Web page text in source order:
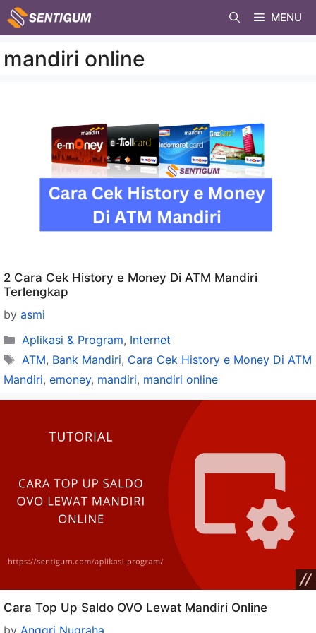
Skip
to
MENU
mandiri online
2 Cara Cek History e Money Di ATM Mandiri
Terlengkap
by asmi
Categories
Aplikasi & Program, Internet
Tags
ATM, Bank Mandiri, Cara Cek History e Money Di ATM
Mandiri, emoney, mandiri, mandiri online
Cara Top Up Saldo OVO Lewat Mandiri Online
by Anggri Nugraha